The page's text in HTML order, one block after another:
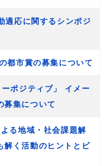
適応に関するシンポジ
都市賞の募集について
ポジティブ」 イメー
募集について
る地域・社会課題解
解く活動のヒントとビ